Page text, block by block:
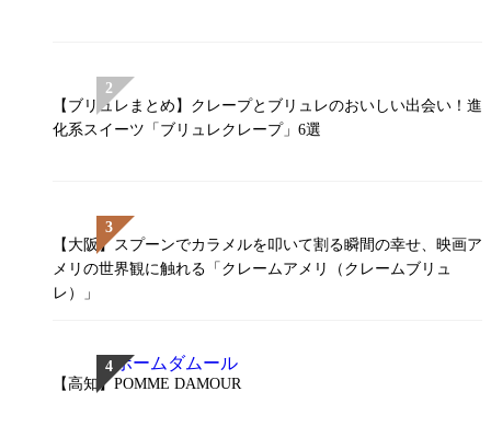
【ブリュレまとめ】クレープとブリュレのおいしい出会い！進
化系スイーツ「ブリュレクレープ」6選
【大阪】スプーンでカラメルを叩いて割る瞬間の幸せ、映画ア
メリの世界観に触れる「クレームアメリ（クレームブリュ
レ）」
【高知】POMME DAMOUR